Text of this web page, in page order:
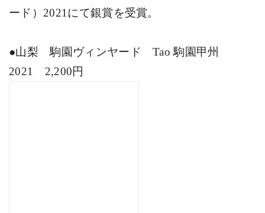
ード） 2021 にて銀賞を受賞。
●山梨 駒園ヴィンヤードTao駒園甲州
2021
2,200円